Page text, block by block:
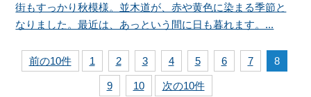
街もすっかり秋模様。並木道が、赤や黄色に染まる季節と
なりました。最近は、あっという間に日も暮れます。...
前の10件 1 2 3 4 5 6 7 8
9 10 次の10件